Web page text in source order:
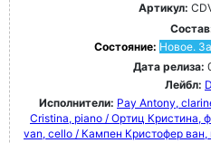
Артикул:
Состояние: Новое.
Дата релиза:
Лейбл:
Исполнители: Pay Antony,
Cristina, piano / Ортиц Кристина,
van, cello / Кампен Кристофер ван,